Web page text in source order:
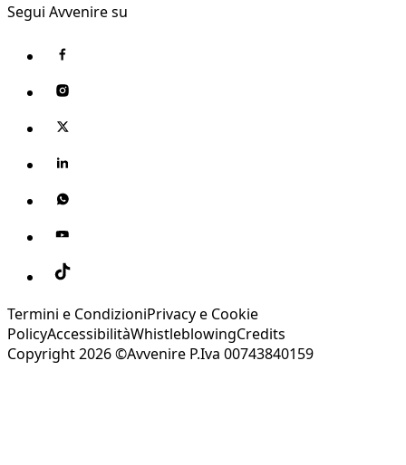
Segui Avvenire su
Termini e CondizioniPrivacy e Cookie
PolicyAccessibilitàWhistleblowingCredits
Copyright 2026 ©Avvenire P.Iva 00743840159